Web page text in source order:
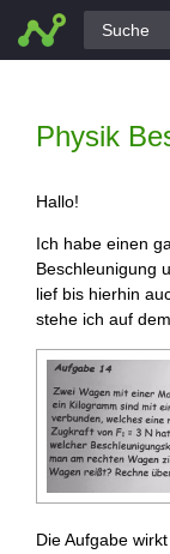
Alle Fragen
Physik
Hallo!
Ich habe einen
Beschleunigung
lief bis hierhin
stehe ich auf
Die Aufgabe